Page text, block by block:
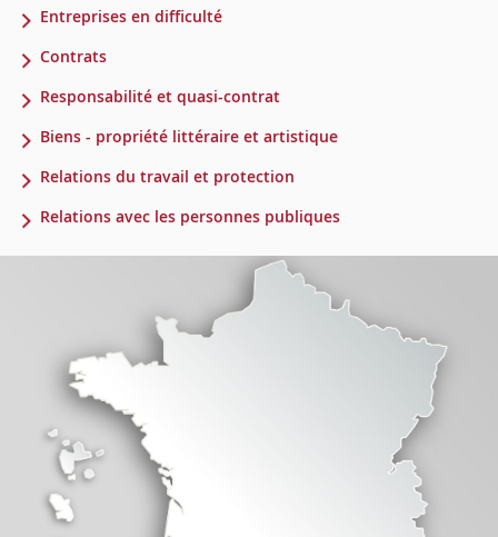
Entreprises en difficulté
Contrats
Responsabilité et quasi-contrat
Biens - propriété littéraire et artistique
Relations du travail et protection
Relations avec les personnes publiques